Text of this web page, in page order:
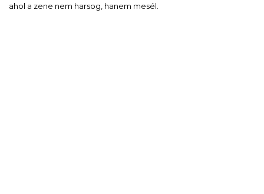
ahol a zene nem harsog, hanem mesél.